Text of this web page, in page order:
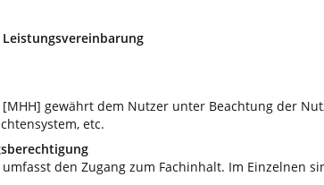
gewährt dem Nutzer unter Beachtung der
etc.
den Zugang zum Fachinhalt. Im Einzelnen